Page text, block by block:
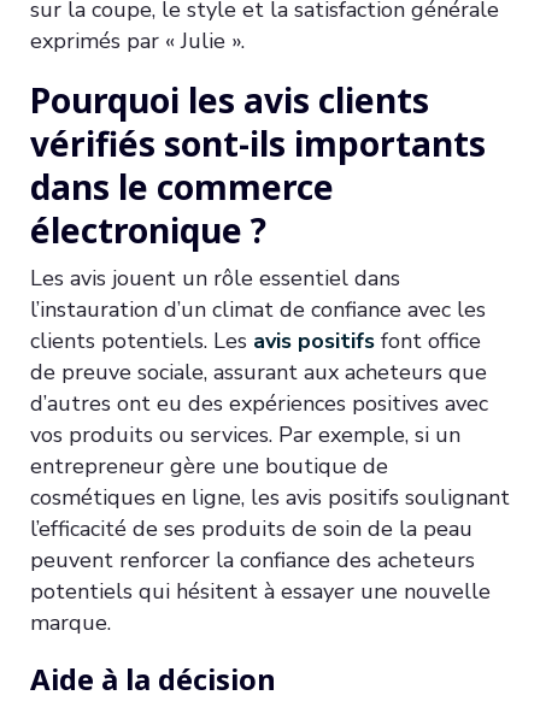
sur la coupe, le style et la satisfaction générale
exprimés par « Julie ».
Pourquoi les avis clients
vérifiés sont-ils importants
dans le commerce
électronique ?
Les avis jouent un rôle essentiel dans
l’instauration d’un climat de confiance avec les
clients potentiels. Les avis positifs font office
de preuve sociale, assurant aux acheteurs que
d’autres ont eu des expériences positives avec
vos produits ou services. Par exemple, si un
entrepreneur gère une boutique de
cosmétiques en ligne, les avis positifs soulignant
l’efficacité de ses produits de soin de la peau
peuvent renforcer la confiance des acheteurs
potentiels qui hésitent à essayer une nouvelle
marque.
Aide à la décision